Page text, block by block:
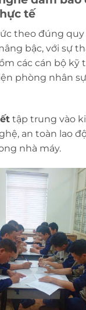
tế
theo đúng
bậc, với sự
các cán bộ kỹ
phòng nhân
tập trung vào
an toàn lao
nhà máy.